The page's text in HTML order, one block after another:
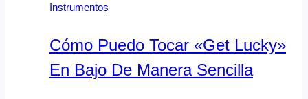
Camacho
Instrumentos
Cómo Puedo Tocar «Get Lucky»
En Bajo De Manera Sencilla